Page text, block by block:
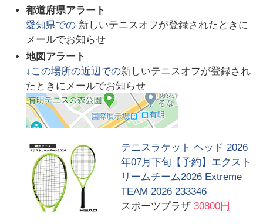
都道府県アラート
愛知県での 新しいテニスオフが登録されたときに
メールでお知らせ
地図アラート
↓この場所の近辺での新しいテニスオフが登録され
たときにメールでお知らせ
テニスラケット ヘッド 2026
年07月下旬【予約】エクスト
リームチーム2026 Extreme
TEAM 2026 233346
スポーツプラザ 30800円